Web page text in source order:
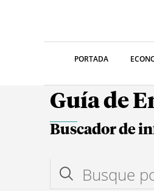
PORTADA
Guía de
Buscador de